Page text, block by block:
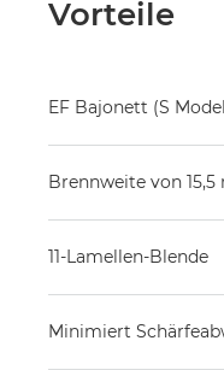
Vorteile
EF Bajonett (S
Brennweite von
11-Lamellen-Blende
Minimiert